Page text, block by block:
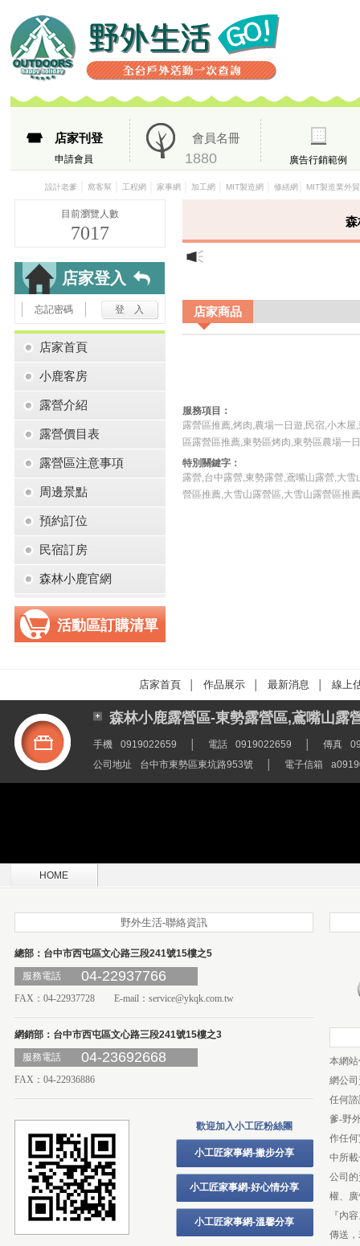
店家刊登
申請會員
會員名冊
1880 廣告行銷範例
設計老爹 窩客幫 工程網 家事網 加工網 MIT製造網 修繕網 MIT製造業外
目前瀏覽人數
7017
店家登入
忘記密碼
店家首頁
小鹿客房
露營介紹
露營價目表
露營區注意事項
周邊景點
預約訂位
民宿訂房
森林小鹿官網
活動區訂購清單
森
店家商品
服務項目：
露營區推薦,烤肉,農場一日遊,民宿,小木
區露營區推薦,東勢區烤肉,東勢區農場一
特別關鍵字：
露營,台中露營,東勢露營,鳶嘴山露營,大
營區推薦,大雪山露營區,大雪山露營區推薦
店家首頁 作品展示 最新消息 線上
森林小鹿露營區-東勢露營區,鳶嘴山露
手機 0919022659 電話 0919022659 傳真
公司地址
台中市東勢區東坑路953號 電子信箱
HOME
野外生活-聯絡資訊
總部：台中市西屯區文心路三段241號15樓之5
服務電話
04-22937766
FAX：04-22937728 E-mail： service@ykqk.com.tw
網銷部：台中市西屯區文心路三段241號15樓之3
服務電話
04-23692668
FAX：04-22936886
歡迎加入小工匠粉絲團
小工匠家事網-撇步分享
小工匠家事網-好心情分享
小工匠家事網-溫馨分享
本網
網公
任何
爹-野
作任
中所
公司
權、
『內
傳送